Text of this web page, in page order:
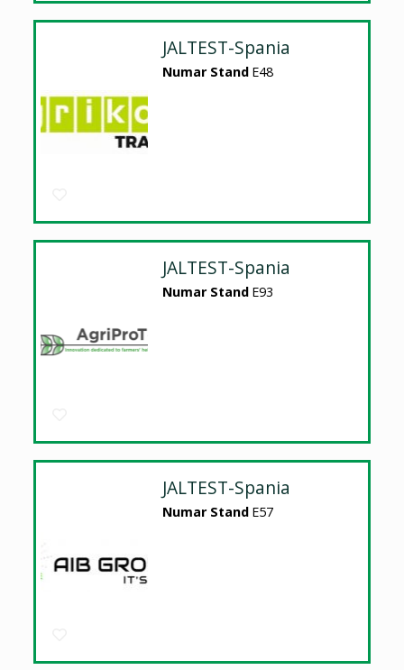
JALTEST-Spania
Numar Stand E48
JALTEST-Spania
Numar Stand E93
JALTEST-Spania
Numar Stand E57